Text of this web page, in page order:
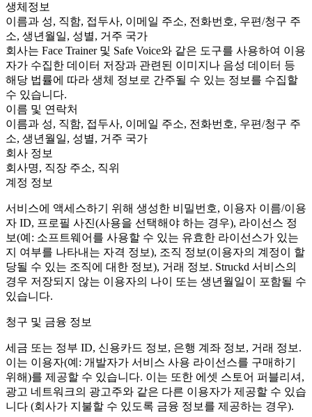
생체정보
이름과 성, 직함, 접두사, 이메일 주소, 전화번호, 우편/청구 주
소, 생년월일, 성별, 거주 국가
회사는 Face Trainer 및 Safe Voice와 같은 도구를 사용하여 이용
자가 수집한 데이터 저장과 관련된 이미지나 음성 데이터 등
해당 법률에 따라 생체 정보로 간주될 수 있는 정보를 수집할
수 있습니다.
이름 및 연락처
이름과 성, 직함, 접두사, 이메일 주소, 전화번호, 우편/청구 주
소, 생년월일, 성별, 거주 국가
회사 정보
회사명, 직장 주소, 직위
계정 정보
서비스에 액세스하기 위해 생성한 비밀번호, 이용자 이름/이용
자 ID, 프로필 사진(사용을 선택해야 하는 경우), 라이선스 정
보(예: 소프트웨어를 사용할 수 있는 유효한 라이선스가 있는
지 여부를 나타내는 자격 정보), 조직 정보(이용자의 계정이 할
당될 수 있는 조직에 대한 정보), 거래 정보. Struckd 서비스의
경우 저장되지 않는 이용자의 나이 또는 생년월일이 포함될 수
있습니다.
청구 및 금융 정보
세금 또는 정부 ID, 신용카드 정보, 은행 계좌 정보, 거래 정보.
이는 이용자(예: 개발자가 서비스 사용 라이선스를 구매하기
위해)를 제공할 수 있습니다. 이는 또한 에셋 스토어 퍼블리셔,
광고 네트워크의 광고주와 같은 다른 이용자가 제공할 수 있습
니다 (회사가 지불할 수 있도록 금융 정보를 제공하는 경우).